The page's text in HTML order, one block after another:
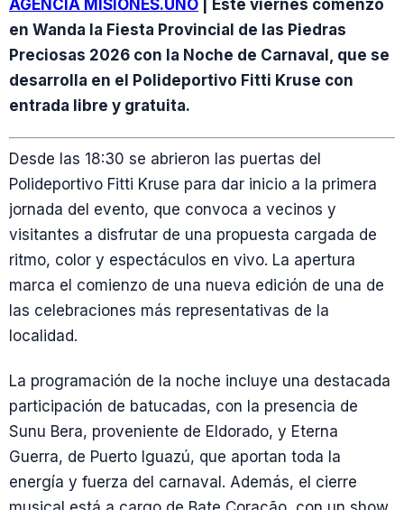
AGENCIA MISIONES.UNO | Este viernes comenzó
en Wanda la Fiesta Provincial de las Piedras
Preciosas 2026 con la Noche de Carnaval, que se
desarrolla en el Polideportivo Fitti Kruse con
entrada libre y gratuita.
Desde las 18:30 se abrieron las puertas del
Polideportivo Fitti Kruse para dar inicio a la primera
jornada del evento, que convoca a vecinos y
visitantes a disfrutar de una propuesta cargada de
ritmo, color y espectáculos en vivo. La apertura
marca el comienzo de una nueva edición de una de
las celebraciones más representativas de la
localidad.
La programación de la noche incluye una destacada
participación de batucadas, con la presencia de
Sunu Bera, proveniente de Eldorado, y Eterna
Guerra, de Puerto Iguazú, que aportan toda la
energía y fuerza del carnaval. Además, el cierre